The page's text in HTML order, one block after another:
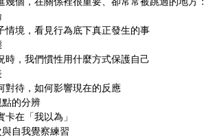
情境，看見行為底下真正發生的事
時，我們慣性用什麼方式保護自己
對待，如何影響現在的反應
的分辨
在「我以為」
自我覺察練習